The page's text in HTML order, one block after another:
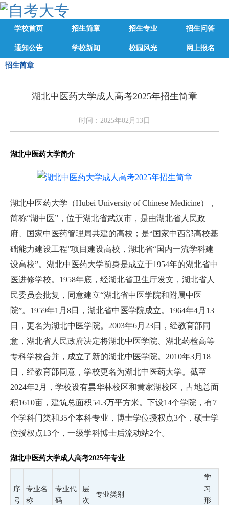
学校首页 招生简章 招生专业 招生问答
通知公告 学校新闻 校园风光 网上报名
招生简章
湖北中医药大学成人高考2025年招生简章
时间：2025年02月13日
湖北中医药大学简介
湖北中医药大学（Hubei University of Chinese Medicine），
简称“湖中医”，位于湖北省武汉市，是由湖北省人民政
府、国家中医药管理局共建的高校；是“国家中西部高校基
础能力建设工程”项目建设高校，湖北省“国内一流学科建
设高校”。湖北中医药大学前身是成立于1954年的湖北省中
医进修学校。1958年底，经湖北省卫生厅发文，湖北省人
民委员会批复，同意建立“湖北省中医学院和附属中医
院”。1959年1月8日，湖北省中医学院成立。1964年4月13
日，更名为湖北中医学院。2003年6月23日，经教育部同
意，湖北省人民政府决定将湖北中医学院、湖北药检高等
专科学校合并，成立了新的湖北中医学院。2010年3月18
日，经教育部同意，学校更名为湖北中医药大学。截至
2024年2月，学校设有昙华林校区和黄家湖校区，占地总面
积1610亩，建筑总面积54.3万平方米。下设14个学院，有7
个学科门类和35个本科专业，博士学位授权点3个，硕士学
位授权点13个，一级学科博士后流动站2个。
湖北中医药大学成人高考2025年专业
序
号
专业名
称
专业代
码
层
次
专业类别
学
习
形